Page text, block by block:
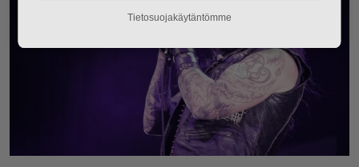
Tietosuojakäytäntömme